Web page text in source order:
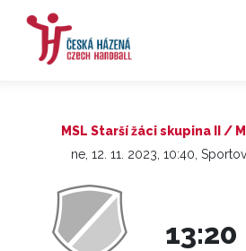
MSL Starší žáci skupina II /
ne, 12. 11. 2023, 10:40,
13:20